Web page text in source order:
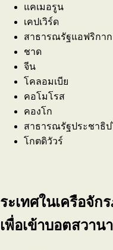
แคเมอรูน
เคปเวิร์ด
สาธารณรัฐแอฟริกาก
ชาด
จีน
โคลอมเบีย
คอโมโรส
คองโก
สาธารณรัฐประชาธิป
โกตดิวัวร์
ระเทศในเครือจัก
เพื่อเข้าบอตสวานา